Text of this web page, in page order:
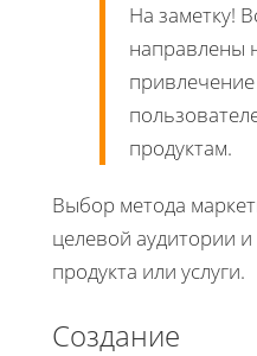
На заметку!
направлены
продуктам.
Выбор метода
целевой аудитории
продукта или услуги.
Создание